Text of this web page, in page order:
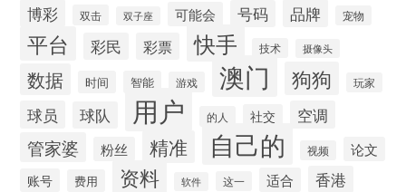
博彩 双击 双子座 可能会 号码 品牌 宠物
平台 彩民 彩票 快手 技术 摄像头
数据 时间 智能 游戏 澳门 狗狗 玩家
球员 球队 用户 的人 社交 空调
管家婆 粉丝 精准 自己的 视频 论文
账号 费用 资料 软件 这一 适合 香港